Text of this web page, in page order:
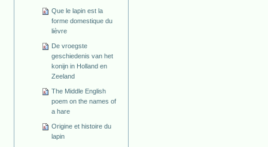
Que le lapin est la
forme domestique du
lièvre
De vroegste
geschiedenis van het
konijn in Holland en
Zeeland
The Middle English
poem on the names of
a hare
Origine et histoire du
lapin